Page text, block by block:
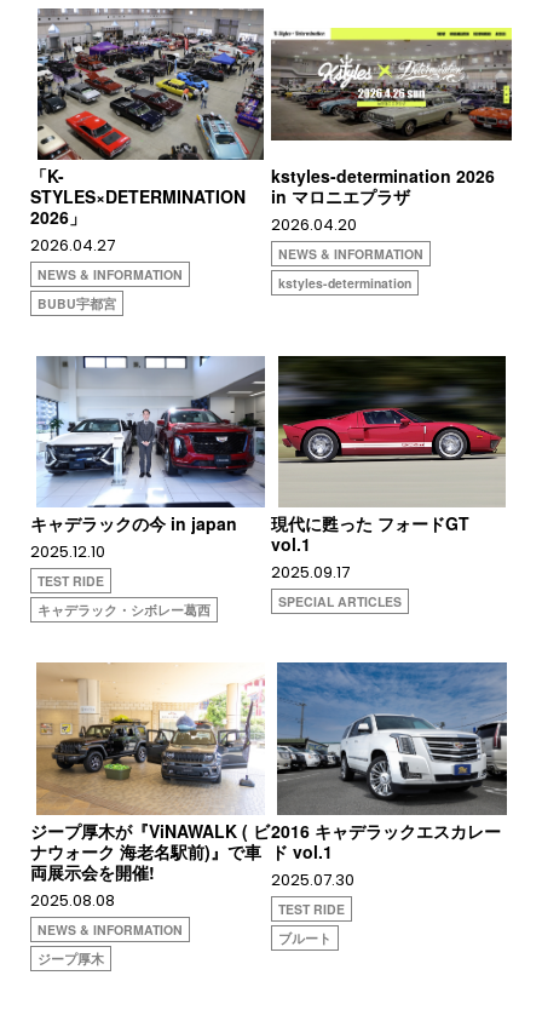
「K-
STYLES×DETERMINATION
2026」
2026.04.27
NEWS & INFORMATION
BUBU宇都宮
kstyles-determination 2026
in マロニエプラザ
2026.04.20
NEWS & INFORMATION
kstyles-determination
キャデラックの今 in japan
2025.12.10
TEST RIDE
キャデラック・シボレー葛西
現代に甦った フォードGT
vol.1
2025.09.17
SPECIAL ARTICLES
ジープ厚木が『ViNAWALK ( ビ
ナウォーク 海老名駅前)』で車
両展示会を開催!
2025.08.08
NEWS & INFORMATION
ジープ厚木
2016 キャデラックエスカレー
ド vol.1
2025.07.30
TEST RIDE
ブルート